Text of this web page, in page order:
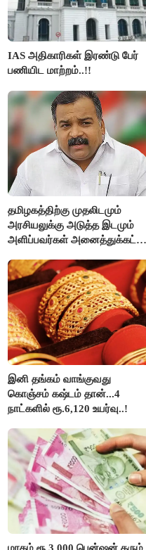
IAS அதிகாரிகள் இரண்டு பேர்
பணியிட மாற்றம்..!!
தமிழகத்திற்கு முதலிடமும்
அரசியலுக்கு அடுத்த இடமும்
அளிப்பவர்கள் அனைத்துக்கட்சி
பங்கேற்பார்கள் - மாணிக்கம்
தாகூர்..!!
இனி தங்கம் வாங்குவது
கொஞ்சம் கஷ்டம் தான்...4
நாட்களில் ரூ.6,120 உயர்வு..!